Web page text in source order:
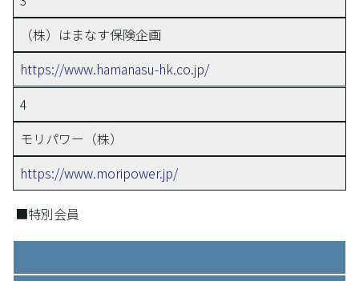
（株）はまなす保険企画
https://www.hamanasu-hk.co.jp/
4
モリパワー（株）
https://www.moripower.jp/
■特別会員